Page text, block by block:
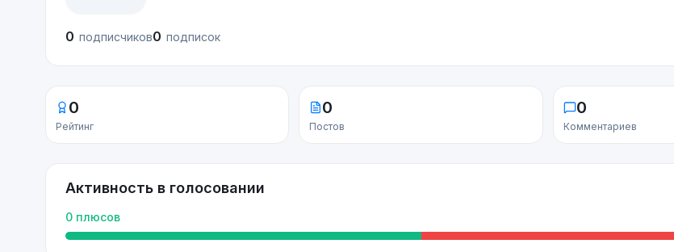
0 подписчиков0 подписок
0
Рейтинг
0
Постов
0
Комментариев
Активность в голосовании
0 плюсов